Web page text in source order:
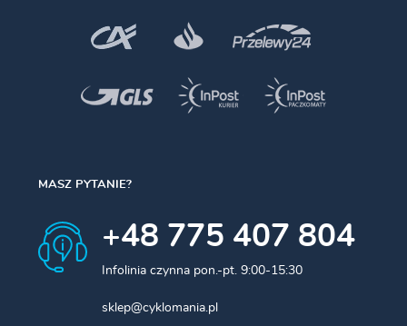
Kompatybilność:
Shimano Ultegra R8000 (pasuje
również do tarcz Rotor, niekompatybilne z tarczami Sub
Gniazdo narzędzia: Torx T30
W zestawie:
MASZ PYTANIE?
+48 775 407 804
Infolinia czynna pon.-pt. 9:00-15:30
sklep@cyklomania.pl